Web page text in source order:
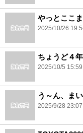
やっとここ
2025/10/26
ちょうど４
2025/10/5 15:59
う～ん、ま
2025/9/28 23:07